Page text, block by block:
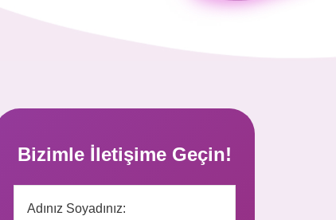
Bizimle İletişime Geçin!